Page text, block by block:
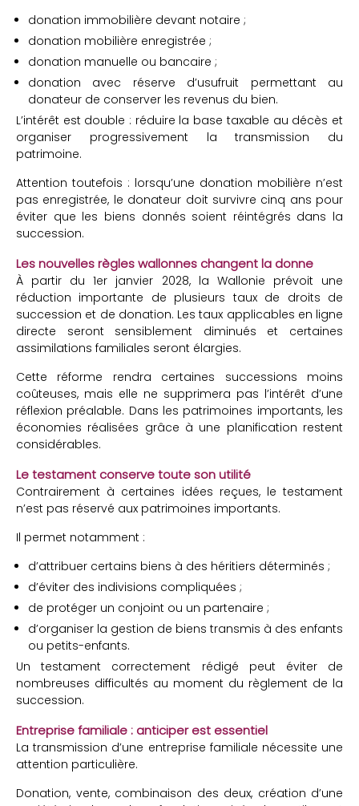
donation immobilière devant notaire ;
donation mobilière enregistrée ;
donation manuelle ou bancaire ;
donation avec réserve d’usufruit permettant au
donateur de conserver les revenus du bien.
L’intérêt est double : réduire la base taxable au décès et
organiser progressivement la transmission du
patrimoine.
Attention toutefois : lorsqu’une donation mobilière n’est
pas enregistrée, le donateur doit survivre cinq ans pour
éviter que les biens donnés soient réintégrés dans la
succession.
Les nouvelles règles wallonnes changent la donne
À partir du 1er janvier 2028, la Wallonie prévoit une
réduction importante de plusieurs taux de droits de
succession et de donation. Les taux applicables en ligne
directe seront sensiblement diminués et certaines
assimilations familiales seront élargies.
Cette réforme rendra certaines successions moins
coûteuses, mais elle ne supprimera pas l’intérêt d’une
réflexion préalable. Dans les patrimoines importants, les
économies réalisées grâce à une planification restent
considérables.
Le testament conserve toute son utilité
Contrairement à certaines idées reçues, le testament
n’est pas réservé aux patrimoines importants.
Il permet notamment :
d’attribuer certains biens à des héritiers déterminés ;
d’éviter des indivisions compliquées ;
de protéger un conjoint ou un partenaire ;
d’organiser la gestion de biens transmis à des enfants
ou petits-enfants.
Un testament correctement rédigé peut éviter de
nombreuses difficultés au moment du règlement de la
succession.
Entreprise familiale : anticiper est essentiel
La transmission d’une entreprise familiale nécessite une
attention particulière.
Donation, vente, combinaison des deux, création d’une